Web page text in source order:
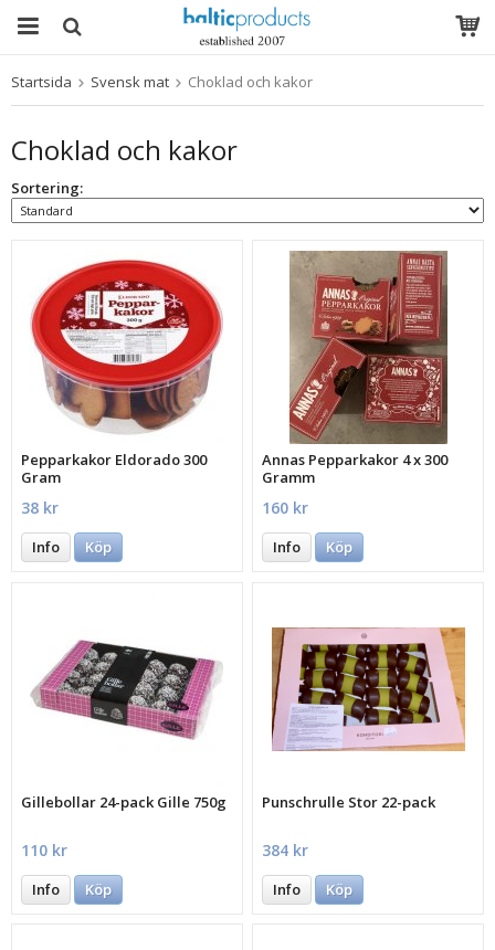
Startsida Svensk mat Choklad och kakor
Choklad och kakor
Sortering:
Pepparkakor Eldorado 300
Gram
38 kr
Info Köp
Annas Pepparkakor 4 x 300
Gramm
160 kr
Info Köp
Gillebollar 24-pack Gille 750g
110 kr
Info Köp
Punschrulle Stor 22-pack
384 kr
Info Köp